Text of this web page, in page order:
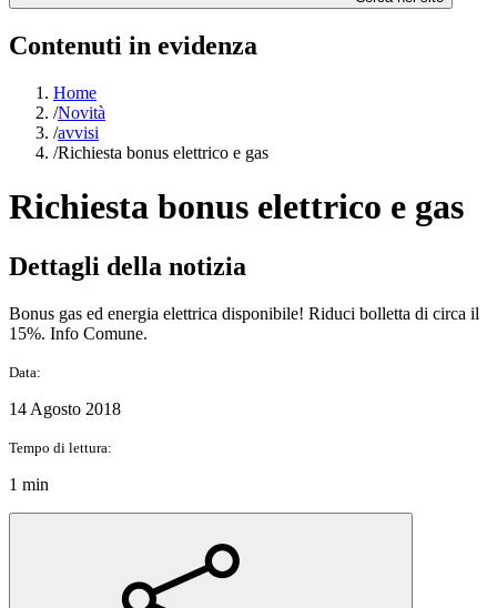
Contenuti in evidenza
Home
/Novità
/avvisi
/Richiesta bonus elettrico e gas
Richiesta bonus elettrico e gas
Dettagli della notizia
Bonus gas ed energia elettrica disponibile! Riduci bolletta di circa il
15%. Info Comune.
Data:
14 Agosto 2018
Tempo di lettura:
1 min